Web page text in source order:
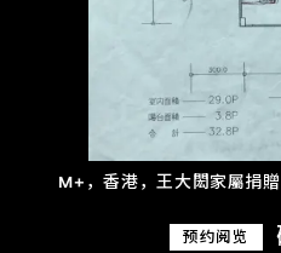
M+，香港，王大閎家屬捐
预约阅览
探索世界顶级的二十